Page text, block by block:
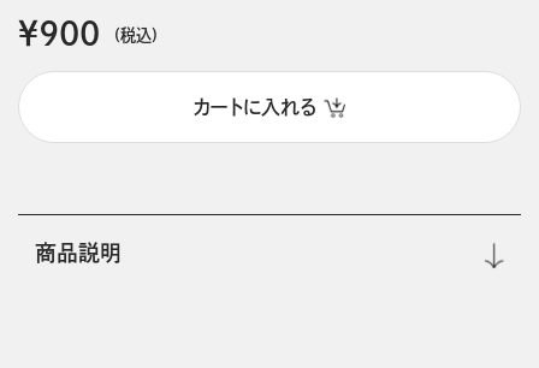
￥900 (税込)
カートに入れる
商品説明